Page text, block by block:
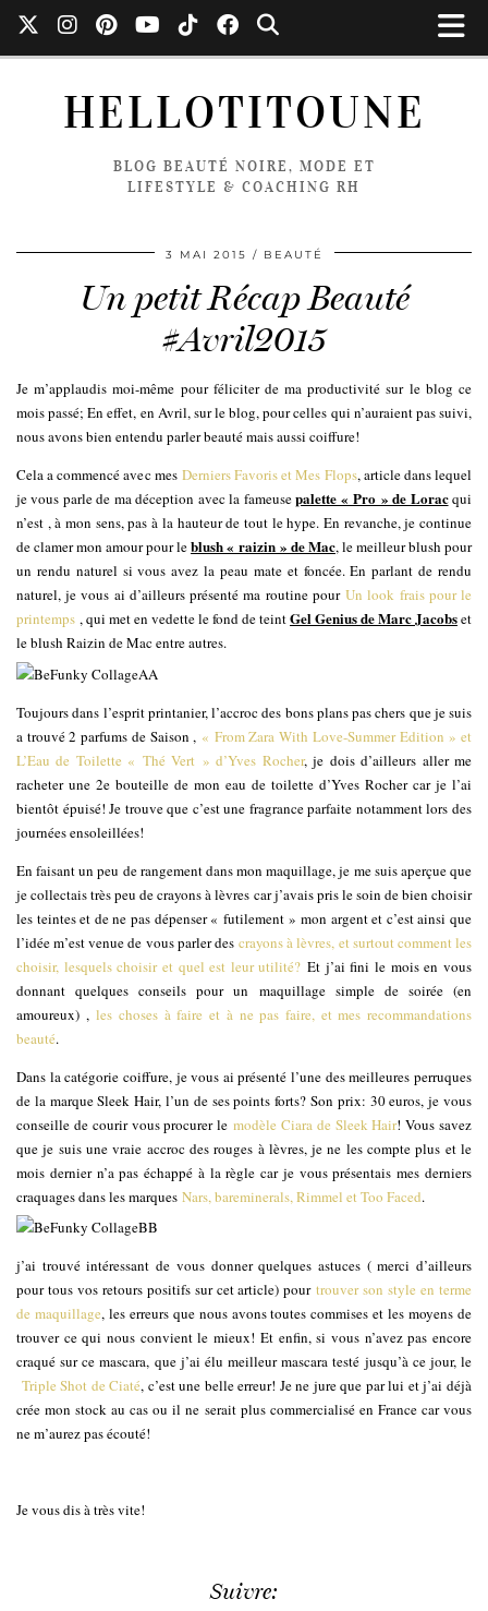
HELLOTITOUNE
BLOG BEAUTÉ NOIRE, MODE ET
LIFESTYLE & COACHING RH
3 MAI 2015 BEAUTÉ
Un petit Récap Beauté
#Avril2015
Je m’applaudis moi-même pour féliciter de ma productivité sur le blog ce
mois passé; En effet, en Avril, sur le blog, pour celles qui n’auraient pas suivi,
nous avons bien entendu parler beauté mais aussi coiffure!
Cela a commencé avec mes Derniers Favoris et Mes Flops, article dans lequel
je vous parle de ma déception avec la fameusepalette « Pro » de Loracqui
n’est , à mon sens, pas à la hauteur de tout le hype. En revanche, je continue
de clamer mon amour pour leblush « raizin » de Mac, le meilleur blush pour
un rendu naturel si vous avez la peau mate et foncée. En parlant de rendu
naturel, je vous ai d’ailleurs présenté ma routine pourUn look frais pour le
printemps , qui met en vedette le fond de teintGel Genius de Marc Jacobset
le blush Raizin de Mac entre autres.
Toujours dans l’esprit printanier, l’accroc des bons plans pas chers que je suis
a trouvé 2 parfums de Saison , « From Zara With Love-Summer Edition » et
L’Eau de Toilette « Thé Vert » d’Yves Rocher, je dois d’ailleurs aller me
racheter une 2e bouteille de mon eau de toilette d’Yves Rocher car je l’ai
bientôt épuisé! Je trouve que c’est une fragrance parfaite notamment lors des
journées ensoleillées!
En faisant un peu de rangement dans mon maquillage, je me suis aperçue que
je collectais très peu de crayons à lèvres car j’avais pris le soin de bien choisir
les teintes et de ne pas dépenser « futilement » mon argent et c’est ainsi que
l’idée m’est venue de vous parler descrayons à lèvres, et surtout comment les
choisir, lesquels choisir et quel est leur utilité? Et j’ai fini le mois en vous
donnant quelques conseils pour un maquillage simple de soirée (en
amoureux) ,les choses à faire et à ne pas faire, et mes recommandations
beauté.
Dans la catégorie coiffure, je vous ai présenté l’une des meilleures perruques
de la marque Sleek Hair, l’un de ses points forts? Son prix: 30 euros, je vous
conseille de courir vous procurer le modèle Ciara de Sleek Hair! Vous savez
que je suis une vraie accroc des rouges à lèvres, je ne les compte plus et le
mois dernier n’a pas échappé à la règle car je vous présentais mes derniers
craquages dans les marques Nars, bareminerals, Rimmel et Too Faced.
j’ai trouvé intéressant de vous donner quelques astuces ( merci d’ailleurs
pour tous vos retours positifs sur cet article) pourtrouver son style en terme
de maquillage, les erreurs que nous avons toutes commises et les moyens de
trouver ce qui nous convient le mieux! Et enfin, si vous n’avez pas encore
craqué sur ce mascara, que j’ai élu meilleur mascara testé jusqu’à ce jour, le
Triple Shot de Ciaté, c’est une belle erreur! Je ne jure que par lui et j’ai déjà
crée mon stock au cas ou il ne serait plus commercialisé en France car vous
ne m’aurez pas écouté!
Je vous dis à très vite!
Suivre: